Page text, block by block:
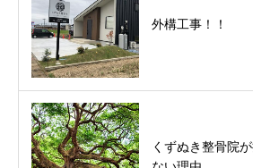
外構工事！！
くずぬき整骨院